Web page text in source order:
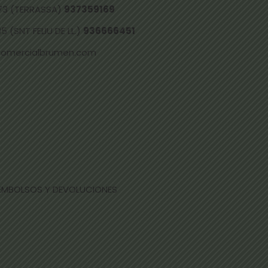
(TERRASSA) 937359169
(SNT FELIU DE LL.) 936666451
Y DEVOLUCIONES